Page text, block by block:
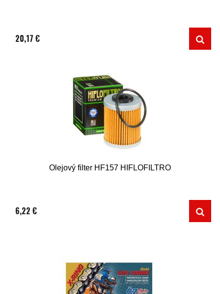
20,17 €
Olejový filter HF157 HIFLOFILTRO
6,22 €